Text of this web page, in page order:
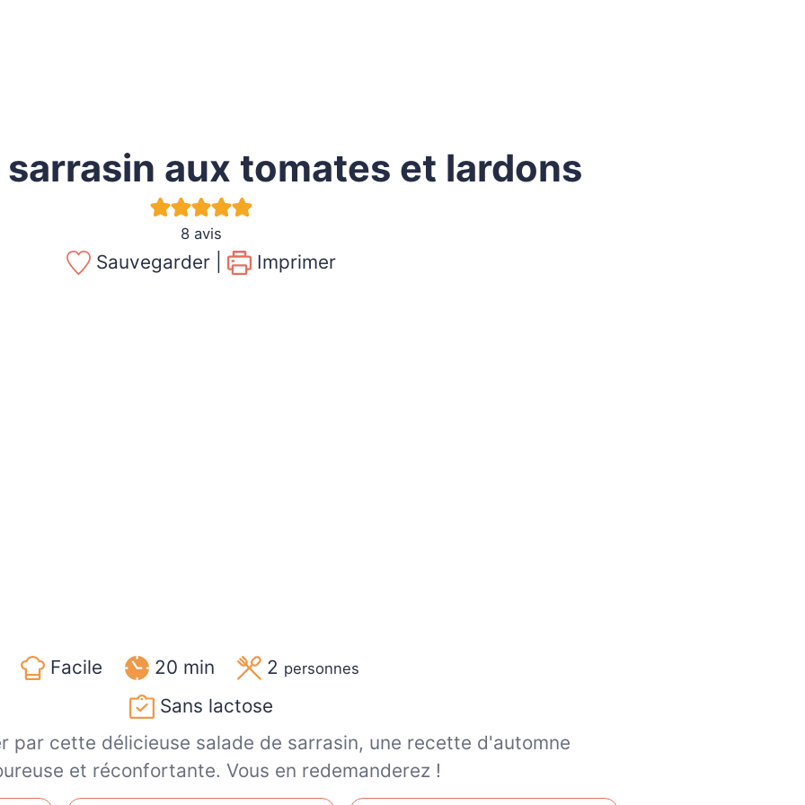
sarrasin aux tomates et lardons
8 avis
Sauvegarder | Imprimer
Facile 20 min 2 personnes
Sans lactose
par cette délicieuse salade de sarrasin, une recette d'automne
et réconfortante. Vous en redemanderez !